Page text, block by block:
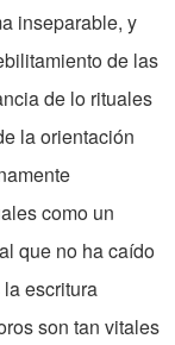
inseparable, y
de las
de lo rituales
la orientación
como un
que no ha caído
escritura
son tan vitales